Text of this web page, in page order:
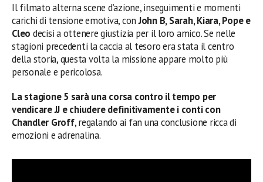
Il filmato alterna scene d’azione, inseguimenti e momenti
carichi di tensione emotiva, conJohn B, Sarah, Kiara, Pope e
Cleo decisi a ottenere giustizia per il loro amico. Se nelle
stagioni precedenti la caccia al tesoro era stata il centro
della storia, questa volta la missione appare molto più
personale e pericolosa.
La stagione 5 sarà una corsa contro il tempo per
vendicare JJ e chiudere definitivamente i conti con
Chandler Groff, regalando ai fan una conclusione ricca di
emozioni e adrenalina.